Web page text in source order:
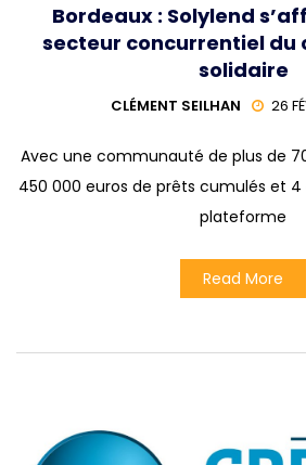
Bordeaux : Solylend
secteur concurrentiel du
solidaire
CLÉMENT SEILHAN 26
Avec une communauté de plus de
450 000 euros de prêts cumulés et
plateforme
Read More